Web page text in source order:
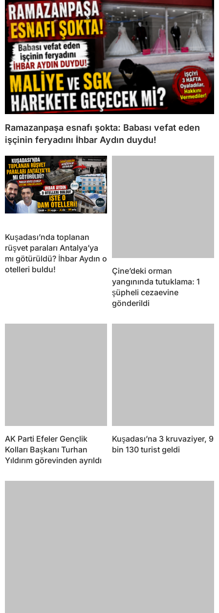
Ramazanpaşa esnafı şokta: Babası vefat eden
işçinin feryadını İhbar Aydın duydu!
Kuşadası’nda toplanan
rüşvet paraları Antalya’ya
mı götürüldü? İhbar Aydın o
otelleri buldu!
Çine’deki orman
yangınında tutuklama: 1
şüpheli cezaevine
gönderildi
AK Parti Efeler Gençlik
Kolları Başkanı Turhan
Yıldırım görevinden ayrıldı
Kuşadası’na 3 kruvaziyer, 9
bin 130 turist geldi